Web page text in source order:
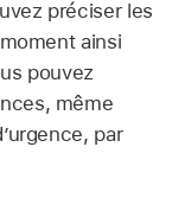
préciser les
ainsi
pouvez
même
par